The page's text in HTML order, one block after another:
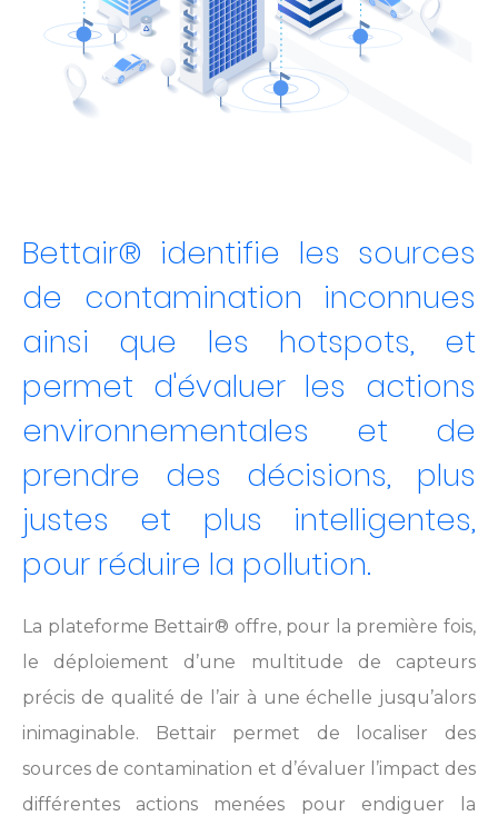
Bettair® identifie les sources
de contamination inconnues
ainsi que les hotspots, et
permet d'évaluer les actions
environnementales et de
prendre des décisions, plus
justes et plus intelligentes,
pour réduire la pollution.
La plateforme Bettair® offre, pour la première fois,
le déploiement d’une multitude de capteurs
précis de qualité de l’air à une échelle jusqu’alors
inimaginable. Bettair permet de localiser des
sources de contamination et d’évaluer l’impact des
différentes actions menées pour endiguer la